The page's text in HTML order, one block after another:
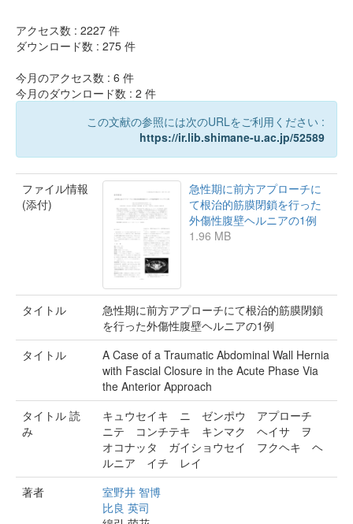
アクセス数 : 2227 件
ダウンロード数 : 275 件
今月のアクセス数 : 6 件
今月のダウンロード数 : 2 件
この文献の参照には次のURLをご利用ください :
https://ir.lib.shimane-u.ac.jp/52589
ファイル情報
(添付)
急性期に前方アプローチに
て根治的筋膜閉鎖を行った
外傷性腹壁ヘルニアの1例
1.96 MB
タイトル
急性期に前方アプローチにて根治的筋膜閉鎖
を行った外傷性腹壁ヘルニアの1例
タイトル
A Case of a Traumatic Abdominal Wall Hernia
with Fascial Closure in the Acute Phase Via
the Anterior Approach
タイトル 読
み
キュウセイキ ニ ゼンポウ アプローチ
ニテ コンチテキ キンマク ヘイサ ヲ
オコナッタ ガイショウセイ フクヘキ ヘ
ルニア イチ レイ
著者
室野井 智博
比良 英司